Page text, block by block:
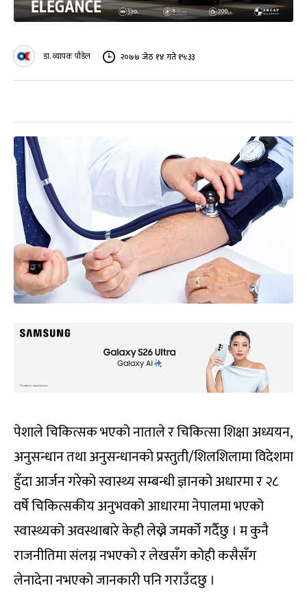
डा. व्यापक पौडेल २०७७ जेठ १४ गते १५:३३
पेशाले चिकित्सक भएको नाताले र चिकित्सा शिक्षा अध्ययन,
अनुसन्धान तथा अनुसन्धानको प्रस्तुती/शिलशिलामा विदेशमा
हुँदा आर्जन गरेको स्वास्थ्य सम्बन्धी ज्ञानको अधारमा र २८
वर्षे चिकित्सकीय अनुभवको आधारमा नेपालमा भएको
स्वास्थ्यको अवस्थाबारे केही लेख्ने जमर्को गर्दैछु । म कुनै
राजनीतिमा संलग्न नभएको र लेखसँग कोही कसैसँग
लेनादेना नभएको जानकारी पनि गराउँदछु ।